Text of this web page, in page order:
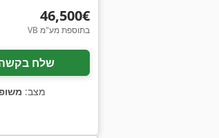
‏46,500 ‏€
VB בתוספת מע"מ
שלח
, מצב: